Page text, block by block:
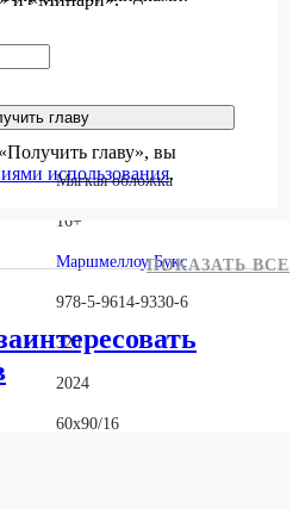
Мягкая обложка
16+
Маршмеллоу Букс
978-5-9614-9330-6
320
2024
60x90/16
главу
главу», вы
использования.
ПОКАЗАТЬ ВСЕ